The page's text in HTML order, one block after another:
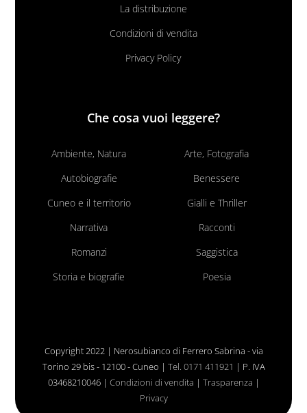
La distribuzione
Condizioni di vendita
Privacy Policy
Che cosa vuoi leggere?
Ambiente, Natura
Arte, Fotografia
Autobiografie
Benessere
Cuneo e il territorio
Gialli e Thriller
Narrativa
Racconti
Romanzi
Saggistica
Storia e biografie
Poesia
Copyright 2022 | Nerosubianco di Ferrero Sabrina - via
Torino 29 bis - 12100 - Cuneo | Tel. 0171 411921 | P. IVA
03468210046 | Condizioni di vendita | Trasparenza |
Privacy